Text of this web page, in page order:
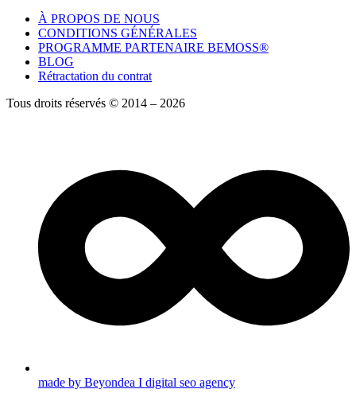
À PROPOS DE NOUS
CONDITIONS GÉNÉRALES
PROGRAMME PARTENAIRE BEMOSS®
BLOG
Rétractation du contrat
Tous droits réservés © 2014 – 2026
made by Beyondea I digital seo agency